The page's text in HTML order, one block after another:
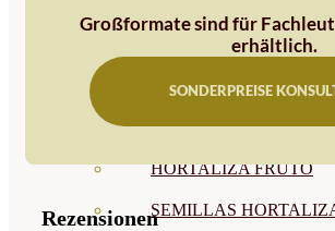
VER TODAS
BIODINÁMICAS
HORTALIZA FRUTO
SEMILLAS
Großformate sind für
erhältlich.
SONDERPREISE
Rezensionen